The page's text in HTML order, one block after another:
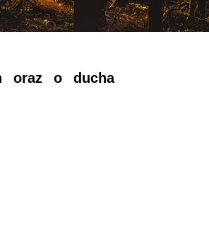
oraz o ducha